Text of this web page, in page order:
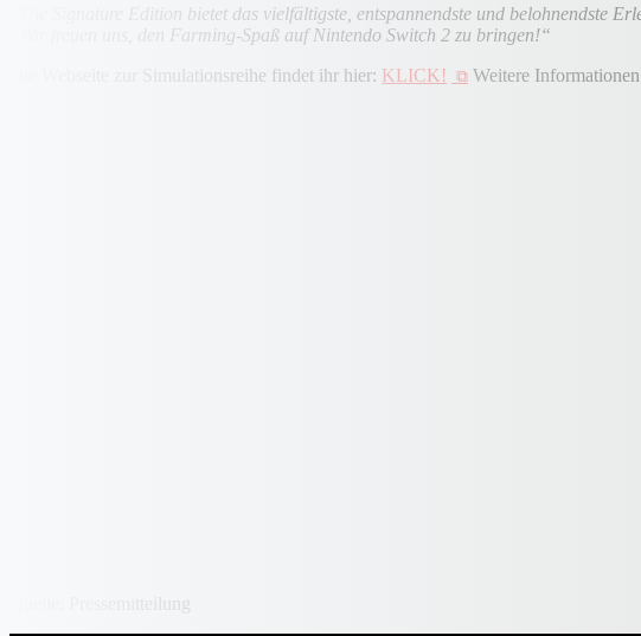
„Die Signature Edition bietet das vielfältigste, entspannendste und belohnendste
„Wir freuen uns, den Farming-Spaß auf Nintendo Switch 2 zu bringen!“
Die Webseite zur Simulationsreihe findet ihr hier: KLICK! Weitere
Quelle: Pressemitteilung